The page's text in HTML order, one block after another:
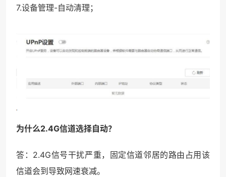
7.设备管理-自动清理；
为什么2.4G信道选择自动？
答：2.4G信号干扰严重，固定信道邻居的路由占用该
信道会到导致网速衰减。